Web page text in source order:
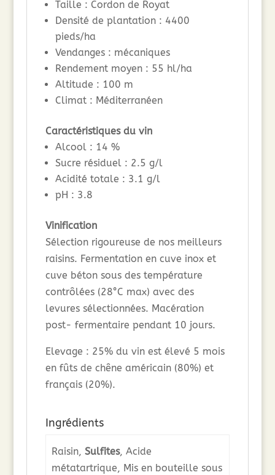
Taille : Cordon de Royat
Densité de plantation : 4400
pieds/ha
Vendanges : mécaniques
Rendement moyen : 55 hl/ha
Altitude : 100 m
Climat : Méditerranéen
Caractéristiques du vin
Alcool : 14 %
Sucre résiduel : 2.5 g/l
Acidité totale : 3.1 g/l
pH : 3.8
Vinification
Sélection rigoureuse de nos meilleurs
raisins. Fermentation en cuve inox et
cuve béton sous des température
contrôlées (28°C max) avec des
levures sélectionnées. Macération
post- fermentaire pendant 10 jours.
Elevage : 25% du vin est élevé 5 mois
en fûts de chêne américain (80%) et
français (20%).
Ingrédients
Raisin, Sulfites, Acide
métatartrique, Mis en bouteille sous